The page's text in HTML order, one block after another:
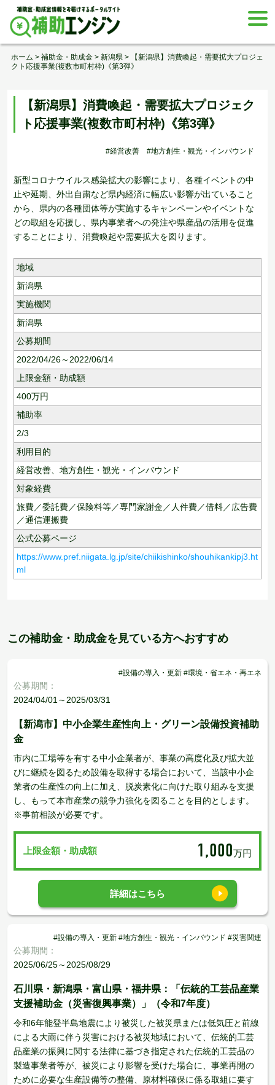
Skip
content
ホーム > 補助金・助成金 > 新潟県 >
【新潟県】消費喚起・需要拡大プロジェ
クト応援事業(複数市町村枠)《第3弾》
【新潟県】消費喚起・需要拡大プロジェク
ト応援事業(複数市町村枠)《第3弾》
#経営改善 #地方創生・観光・インバウンド
新型コロナウイルス感染拡大の影響により、各種イベントの中
止や延期、外出自粛など県内経済に幅広い影響が出ていること
から、県内の各種団体等が実施するキャンペーンやイベントな
どの取組を応援し、県内事業者への発注や県産品の活用を促進
することにより、消費喚起や需要拡大を図ります。
地域
新潟県
実施機関
新潟県
公募期間
2022/04/26～2022/06/14
上限金額・助成額
400万円
補助率
2/3
利用目的
経営改善、 地方創生・観光・インバウンド
対象経費
旅費／委託費／保険料等／専門家謝金／人件費／借料／広告費
／通信運搬費
公式公募ページ
https://www.pref.niigata.lg.jp/site/chiikishinko/shouhikankipj3.ht
ml
この補助金・助成金を見ている方へおすすめ
#設備の導入・更新 #環境・省エネ・再エネ
公募期間：
2024/04/01～2025/03/31
【新潟市】中小企業生産性向上・グリーン設備投資補助
金
市内に工場等を有する中小企業者が、事業の高度化及び拡大並
びに継続を図るため設備を取得する場合において、当該中小企
業者の生産性の向上に加え、脱炭素化に向けた取り組みを支援
し、もって本市産業の競争力強化を図ることを目的とします。
※事前相談が必要です。
上限金額・助成額 1,000万円
詳細はこちら
#設備の導入・更新 #地方創生・観光・インバウンド #災害関連
公募期間：
2025/06/25～2025/08/29
石川県・新潟県・富山県・福井県：「伝統的工芸品産業
支援補助金（災害復興事業）」（令和7年度）
令和6年能登半島地震により被災した被災県または低気圧と前線
による大雨に伴う災害における被災地域において、伝統的工芸
品産業の振興に関する法律に基づき指定された伝統的工芸品の
製造事業者等が、被災により影響を受けた場合に、事業再開の
ために必要な生産設備等の整備、原材料確保に係る取組に要す